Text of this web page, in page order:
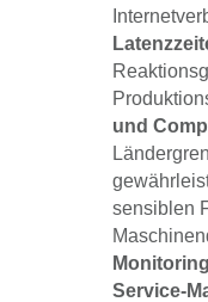
und
sensiblen
Service-